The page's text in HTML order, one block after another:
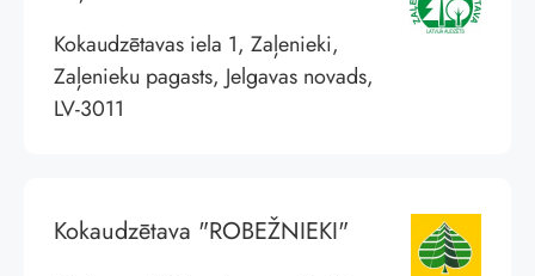
Kokaudzētavas iela 1, Zaļenieki,
Zaļenieku pagasts, Jelgavas novads,
LV-3011
Kokaudzētava "ROBEŽNIEKI"